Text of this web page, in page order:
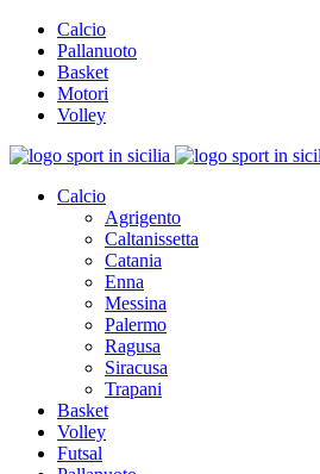
Calcio
Pallanuoto
Basket
Motori
Volley
Calcio
Agrigento
Caltanissetta
Catania
Enna
Messina
Palermo
Ragusa
Siracusa
Trapani
Basket
Volley
Futsal